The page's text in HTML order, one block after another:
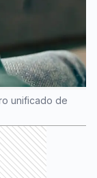
unificado de